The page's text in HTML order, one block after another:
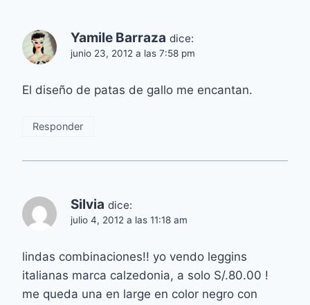
Yamile Barraza dice:
junio 23, 2012 a las 7:58 pm
El diseño de patas de gallo me encantan.
Responder
Silvia dice:
julio 4, 2012 a las 11:18 am
lindas combinaciones!! yo vendo leggins
italianas marca calzedonia, a solo S/.80.00 !
me queda una en large en color negro con